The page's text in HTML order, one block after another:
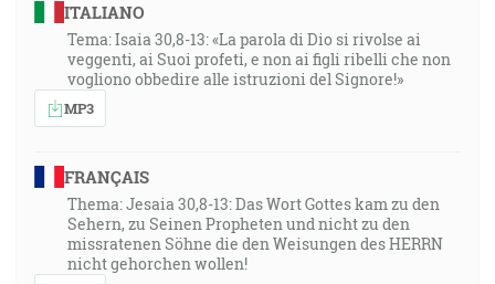
ITALIANO
Tema: Isaia 30,8-13: «La parola di Dio si rivolse ai
veggenti, ai Suoi profeti, e non ai figli ribelli che non
vogliono obbedire alle istruzioni del Signore!»
MP3
FRANÇAIS
Thema: Jesaia 30,8-13: Das Wort Gottes kam zu den
Sehern, zu Seinen Propheten und nicht zu den
missratenen Söhne die den Weisungen des HERRN
nicht gehorchen wollen!